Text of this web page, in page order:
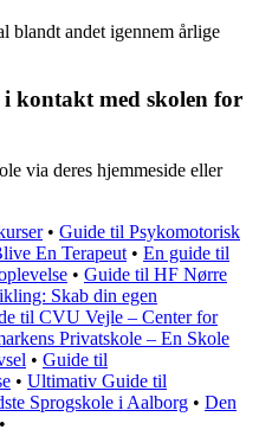
blandt andet igennem årlige
kontakt med skolen for
via deres hjemmeside eller
• Guide til Psykomotorisk
En Terapeut • En guide til
• Guide til HF Nørre
Skab din egen
til CVU Vejle – Center for
Privatskole – En Skole
• Guide til
• Ultimativ Guide til
Sprogskole i Aalborg • Den
•